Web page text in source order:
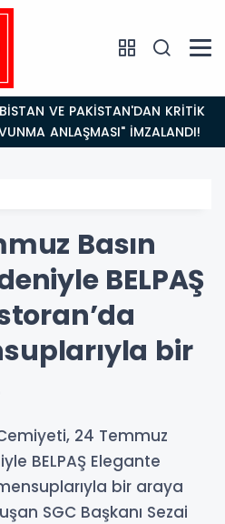
Günü Yeni Bir Aydınlığa
Basın
BELPAŞ
bir
24 Temmuz
BELPAŞ Elegante
bir araya
SGC Başkanı Sezai